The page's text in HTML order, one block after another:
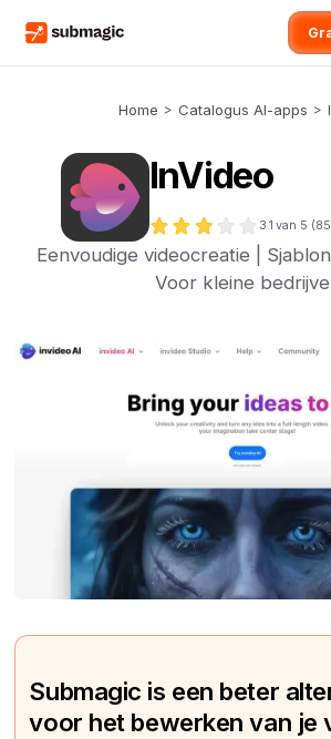
Home > Catalogus AI-apps >
InVideo
3.1 van 5 (
Eenvoudige videocreatie |
Voor kleine
Submagic is een beter
voor het bewerken van je